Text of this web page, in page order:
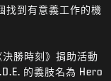
找到有意義工作的機
勝時刻》捐助活動
的義肢名為 Hero